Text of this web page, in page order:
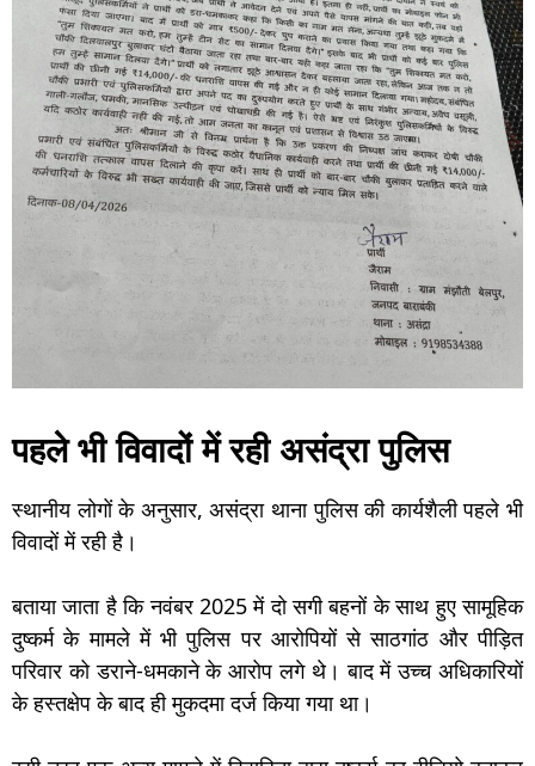
पहले भी विवादों में रही असंद्रा पुलिस
स्थानीय लोगों के अनुसार, असंद्रा थाना पुलिस की कार्यशैली पहले भी
विवादों में रही है।
बताया जाता है कि नवंबर 2025 में दो सगी बहनों के साथ हुए सामूहिक
दुष्कर्म के मामले में भी पुलिस पर आरोपियों से साठगांठ और पीड़ित
परिवार को डराने-धमकाने के आरोप लगे थे। बाद में उच्च अधिकारियों
के हस्तक्षेप के बाद ही मुकदमा दर्ज किया गया था।